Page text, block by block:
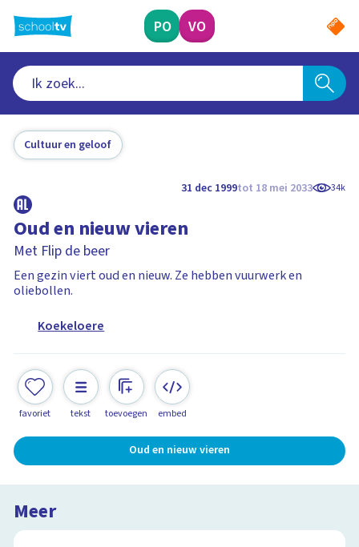
naar
hoofdinhoud
PO VO
Cultuur en geloof
31 dec 1999tot 18 mei 2033 34k
Oud en nieuw vieren
Met Flip de beer
Een gezin viert oud en nieuw. Ze hebben vuurwerk en
oliebollen.
Koekeloere
favoriet tekst toevoegen embed
Oud en nieuw vieren
Meer